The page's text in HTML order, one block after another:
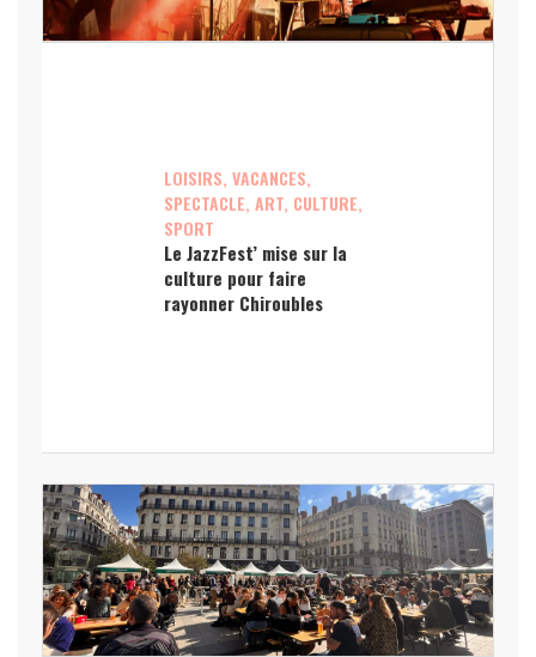
LOISIRS, VACANCES,
SPECTACLE, ART, CULTURE,
SPORT
Le JazzFest’ mise sur la
culture pour faire
rayonner Chiroubles